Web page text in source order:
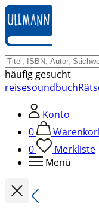
zum
Hauptinhalt
springen
häufig gesucht
reisesoundbuch
Konto
0
0
Merkliste
Menü